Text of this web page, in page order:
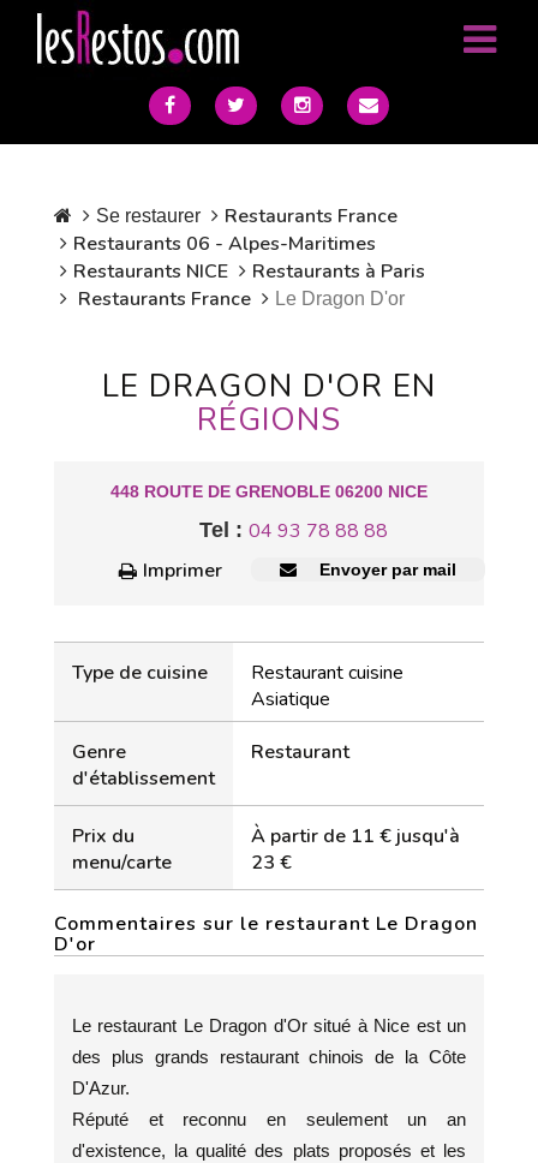
Se restaurer
Restaurants France
Restaurants 06 - Alpes-Maritimes
Restaurants NICE
Restaurants à Paris
Restaurants France
Le Dragon D'or
LE DRAGON D'OR EN
RÉGIONS
448 ROUTE DE GRENOBLE 06200 NICE
Tel : 04 93 78 88 88
Imprimer
Envoyer par mail
Type de cuisine
Restaurant cuisine
Asiatique
Genre
d'établissement
Restaurant
Prix du
menu/carte
À partir de 11 € jusqu'à
23 €
Commentaires sur le restaurant Le Dragon
D'or
Le restaurant Le Dragon d'Or situé à Nice est un
des plus grands restaurant chinois de la Côte
D'Azur.
Réputé et reconnu en seulement un an
d'existence, la qualité des plats proposés et les